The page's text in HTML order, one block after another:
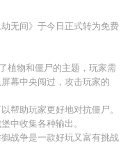
无间》于今日正式转为免费
植物和僵尸的主题，玩家需
幕中央闯过，攻击玩家的
帮助玩家更好地对抗僵尸。
中收集各种输出。
战争是一款好玩又富有挑战